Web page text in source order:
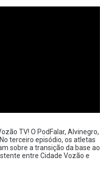
TV! O PodFalar, Alvinegro,
terceiro episódio, os atletas
sobre a transição da base ao
entre Cidade Vozão e